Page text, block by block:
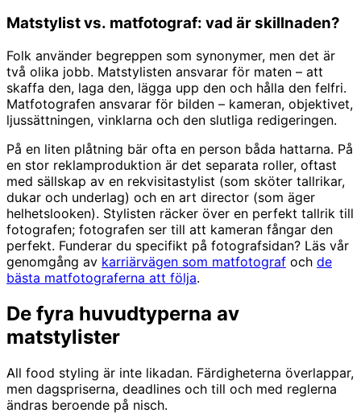
Matstylist vs. matfotograf: vad är skillnaden?
Folk använder begreppen som synonymer, men det är
två olika jobb. Matstylisten ansvarar för maten – att
skaffa den, laga den, lägga upp den och hålla den felfri.
Matfotografen ansvarar för bilden – kameran, objektivet,
ljussättningen, vinklarna och den slutliga redigeringen.
På en liten plåtning bär ofta en person båda hattarna. På
en stor reklamproduktion är det separata roller, oftast
med sällskap av en rekvisitastylist (som sköter tallrikar,
dukar och underlag) och en art director (som äger
helhetslooken). Stylisten räcker över en perfekt tallrik till
fotografen; fotografen ser till att kameran fångar den
perfekt. Funderar du specifikt på fotografsidan? Läs vår
genomgång av karriärvägen som matfotograf och de
bästa matfotograferna att följa.
De fyra huvudtyperna av
matstylister
All food styling är inte likadan. Färdigheterna överlappar,
men dagspriserna, deadlines och till och med reglerna
ändras beroende på nisch.